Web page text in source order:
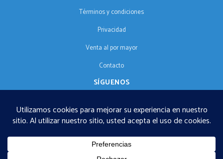
Términos y condiciones
Privacidad
Venta al por mayor
Contacto
SÍGUENOS
ES